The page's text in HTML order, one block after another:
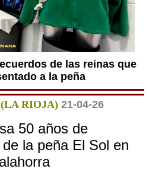
de las reinas que
a la peña
RIOJA) 21-04-26
50 años de
la peña El Sol en